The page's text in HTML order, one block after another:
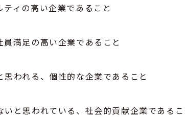
ィの高い企業であること
満足の高い企業であること
われる、個性的な企業であること
と思われている、社会的貢献企業であるこ